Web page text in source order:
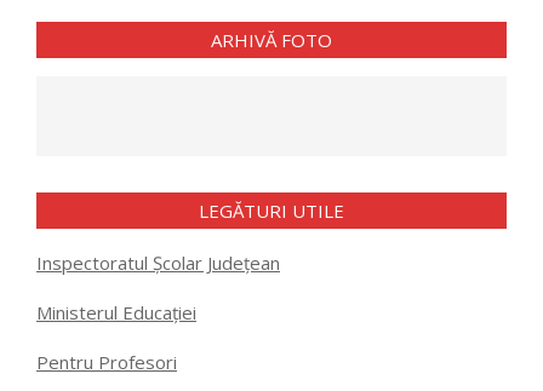
ARHIVĂ FOTO
LEGĂTURI UTILE
Inspectoratul Școlar Județean
Ministerul Educației
Pentru Profesori